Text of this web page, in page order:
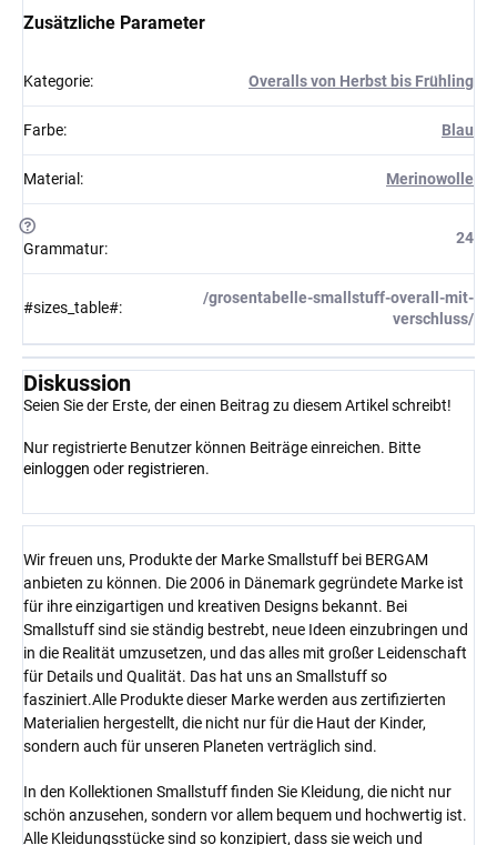
Zusätzliche Parameter
Kategorie: Overalls von Herbst bis Frühling
Farbe: Blau
Material : Merinowolle
?
Grammatur:
24
#sizes_table#:
/grosentabelle-smallstuff-overall-mit-
verschluss/
Diskussion
Seien Sie der Erste, der einen Beitrag zu diesem Artikel schreibt!
Nur registrierte Benutzer können Beiträge einreichen. Bitte
einloggen oder registrieren.
Wir freuen uns, Produkte der Marke Smallstuff bei BERGAM
anbieten zu können. Die 2006 in Dänemark gegründete Marke ist
für ihre einzigartigen und kreativen Designs bekannt. Bei
Smallstuff sind sie ständig bestrebt, neue Ideen einzubringen und
in die Realität umzusetzen, und das alles mit großer Leidenschaft
für Details und Qualität. Das hat uns an Smallstuff so
fasziniert.Alle Produkte dieser Marke werden aus zertifizierten
Materialien hergestellt, die nicht nur für die Haut der Kinder,
sondern auch für unseren Planeten verträglich sind.
In den Kollektionen Smallstuff finden Sie Kleidung, die nicht nur
schön anzusehen, sondern vor allem bequem und hochwertig ist.
Alle Kleidungsstücke sind so konzipiert, dass sie weich und